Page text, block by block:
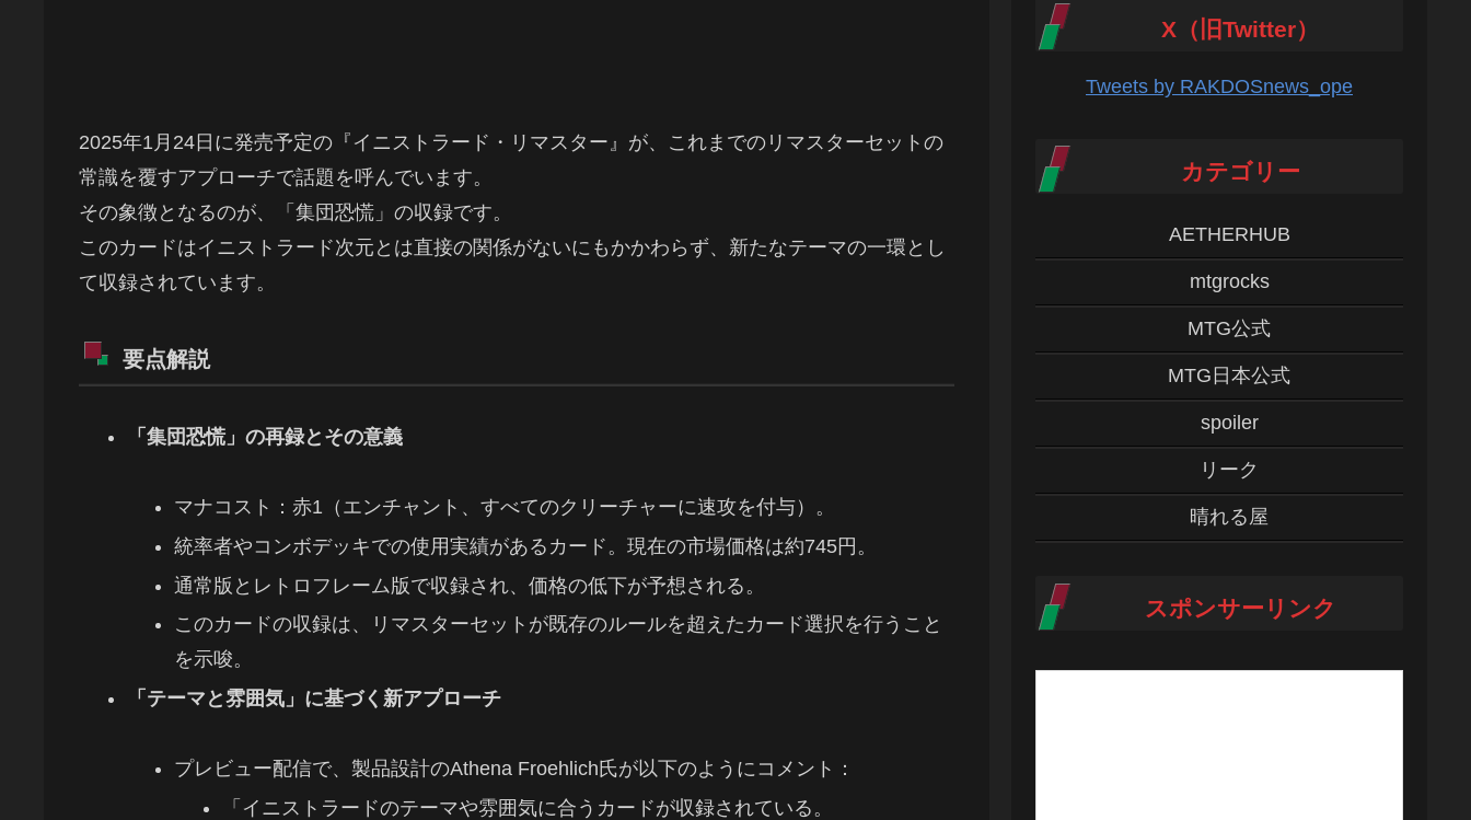
2025年1月24日に発売予定の『イニストラード・リマスター』が、これまでのリマスターセットの
常識を覆すアプローチで話題を呼んでいます。
その象徴となるのが、「集団恐慌」の収録です。
このカードはイニストラード次元とは直接の関係がないにもかかわらず、新たなテーマの一環とし
て収録されています。
要点解説
「集団恐慌」の再録とその意義
マナコスト：赤1（エンチャント、すべてのクリーチャーに速攻を付与）。
統率者やコンボデッキでの使用実績があるカード。現在の市場価格は約745円。
通常版とレトロフレーム版で収録され、価格の低下が予想される。
このカードの収録は、リマスターセットが既存のルールを超えたカード選択を行うこと
を示唆。
「テーマと雰囲気」に基づく新アプローチ
プレビュー配信で、製品設計のAthena Froehlich氏が以下のようにコメント：
「イニストラードのテーマや雰囲気に合うカードが収録されている。
X（旧Twitter）
Tweets by RAKDOSnews_ope
カテゴリー
AETHERHUB
mtgrocks
MTG公式
MTG日本公式
spoiler
リーク
晴れる屋
スポンサーリンク